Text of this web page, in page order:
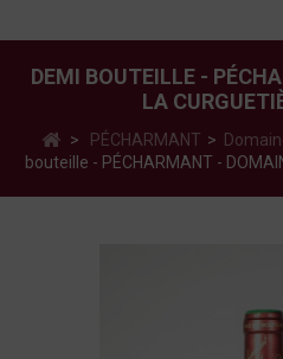
DEMI BOUTEILLE -
LA
> PÉCHARMANT >
bouteille - PÉCHARMANT -